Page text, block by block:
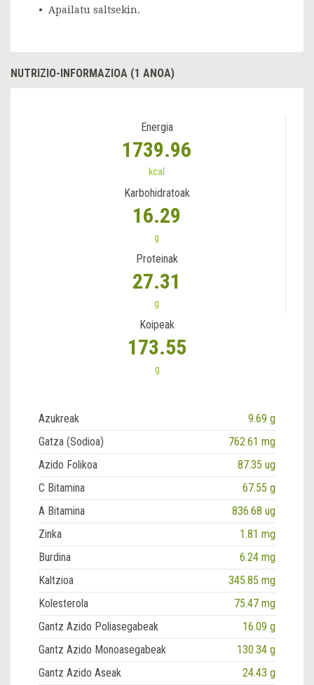
• Apailatu saltsekin.
NUTRIZIO-INFORMAZIOA (1 ANOA)
Energia
1739.96
kcal
Karbohidratoak
16.29
g
Proteinak
27.31
g
Koipeak
173.55
g
Azukreak
9.69 g
Gatza (Sodioa)
762.61 mg
Azido Folikoa
87.35 ug
C Bitamina
67.55 g
A Bitamina
836.68 ug
Zinka
1.81 mg
Burdina
6.24 mg
Kaltzioa
345.85 mg
Kolesterola
75.47 mg
Gantz Azido Poliasegabeak
16.09 g
Gantz Azido Monoasegabeak
130.34 g
Gantz Azido Aseak
24.43 g